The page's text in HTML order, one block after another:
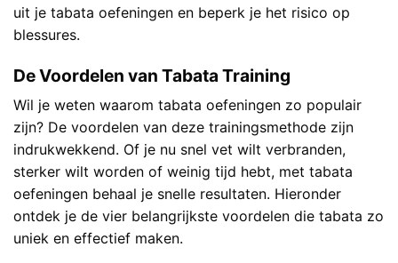
uit je tabata oefeningen en beperk je het risico op
blessures.
De Voordelen van Tabata Training
Wil je weten waarom tabata oefeningen zo populair
zijn? De voordelen van deze trainingsmethode zijn
indrukwekkend. Of je nu snel vet wilt verbranden,
sterker wilt worden of weinig tijd hebt, met tabata
oefeningen behaal je snelle resultaten. Hieronder
ontdek je de vier belangrijkste voordelen die tabata zo
uniek en effectief maken.